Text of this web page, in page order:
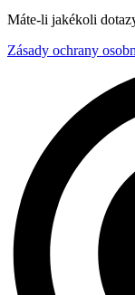
Máte-li jakékoli
Zásady ochrany